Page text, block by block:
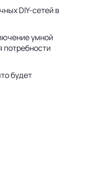
DIY-сетей в
умной
потребности
будет